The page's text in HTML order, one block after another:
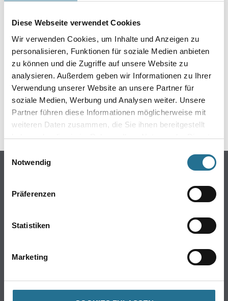
Diese Webseite verwendet Cookies
Wir verwenden Cookies, um Inhalte und Anzeigen zu
personalisieren, Funktionen für soziale Medien anbieten
zu können und die Zugriffe auf unsere Website zu
analysieren. Außerdem geben wir Informationen zu Ihrer
Verwendung unserer Website an unsere Partner für
soziale Medien, Werbung und Analysen weiter. Unsere
Partner führen diese Informationen möglicherweise mit
weiteren Daten zusammen, die Sie ihnen bereitgestellt
haben oder die sie im Rahmen Ihrer Nutzung der Dienste
Einwilligungsauswahl
Notwendig
Präferenzen
Statistiken
Marketing
IST AUFGETRETEN
Keine Sorge, wir pinseln schon an der Lösung und
werden das Problem so schnell wie möglich beheben.
Erkunden Sie in der Zwischenzeit unseren Online-Shop
und lassen Sie sich inspirieren.
ZURÜCK ZUM ONLINE-SHOP
Online-Shop
Putze- und Spachtelmassen
Wand- & Deckenbeläge